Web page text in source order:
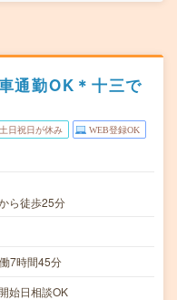
通勤OK＊十三で
土日祝日が休み WEB登録OK
ら徒歩25分
7時間45分
始日相談OK